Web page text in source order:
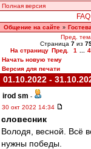
Полная версия
FAQ
Общение на сайте »
Пред.
Страница 7 из
На страницу Пред. 1 4
Начать новую тему
Версия для печати
01.10.2022 -
irod sm -
30 окт 2022 14:34
словесник
Володя, весной. Всё
нужны победы.